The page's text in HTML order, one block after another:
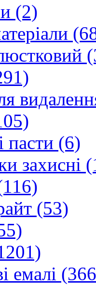
(2)
пасти (6)
захисні
(53)
емалі